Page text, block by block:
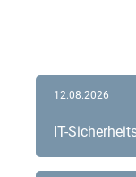
IT-
12.08.2026